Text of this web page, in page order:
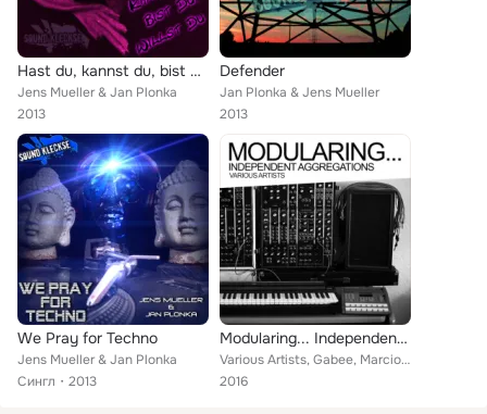
Hast du, kannst du, bist du, willst du
Jens Mueller & Jan Plonka
2013
Defender
Jan Plonka & Jens Mueller
2013
We Pray for Techno
Jens Mueller & Jan Plonka
Сингл
2013
Modularing... Independent Aggregations
Various Artists, Gabee, Marcio Kantana, Jssst, Intelligent Technology, Jens Mueller, Weedie, Baris Erdemir, Laura Totten, Sergey...
2016